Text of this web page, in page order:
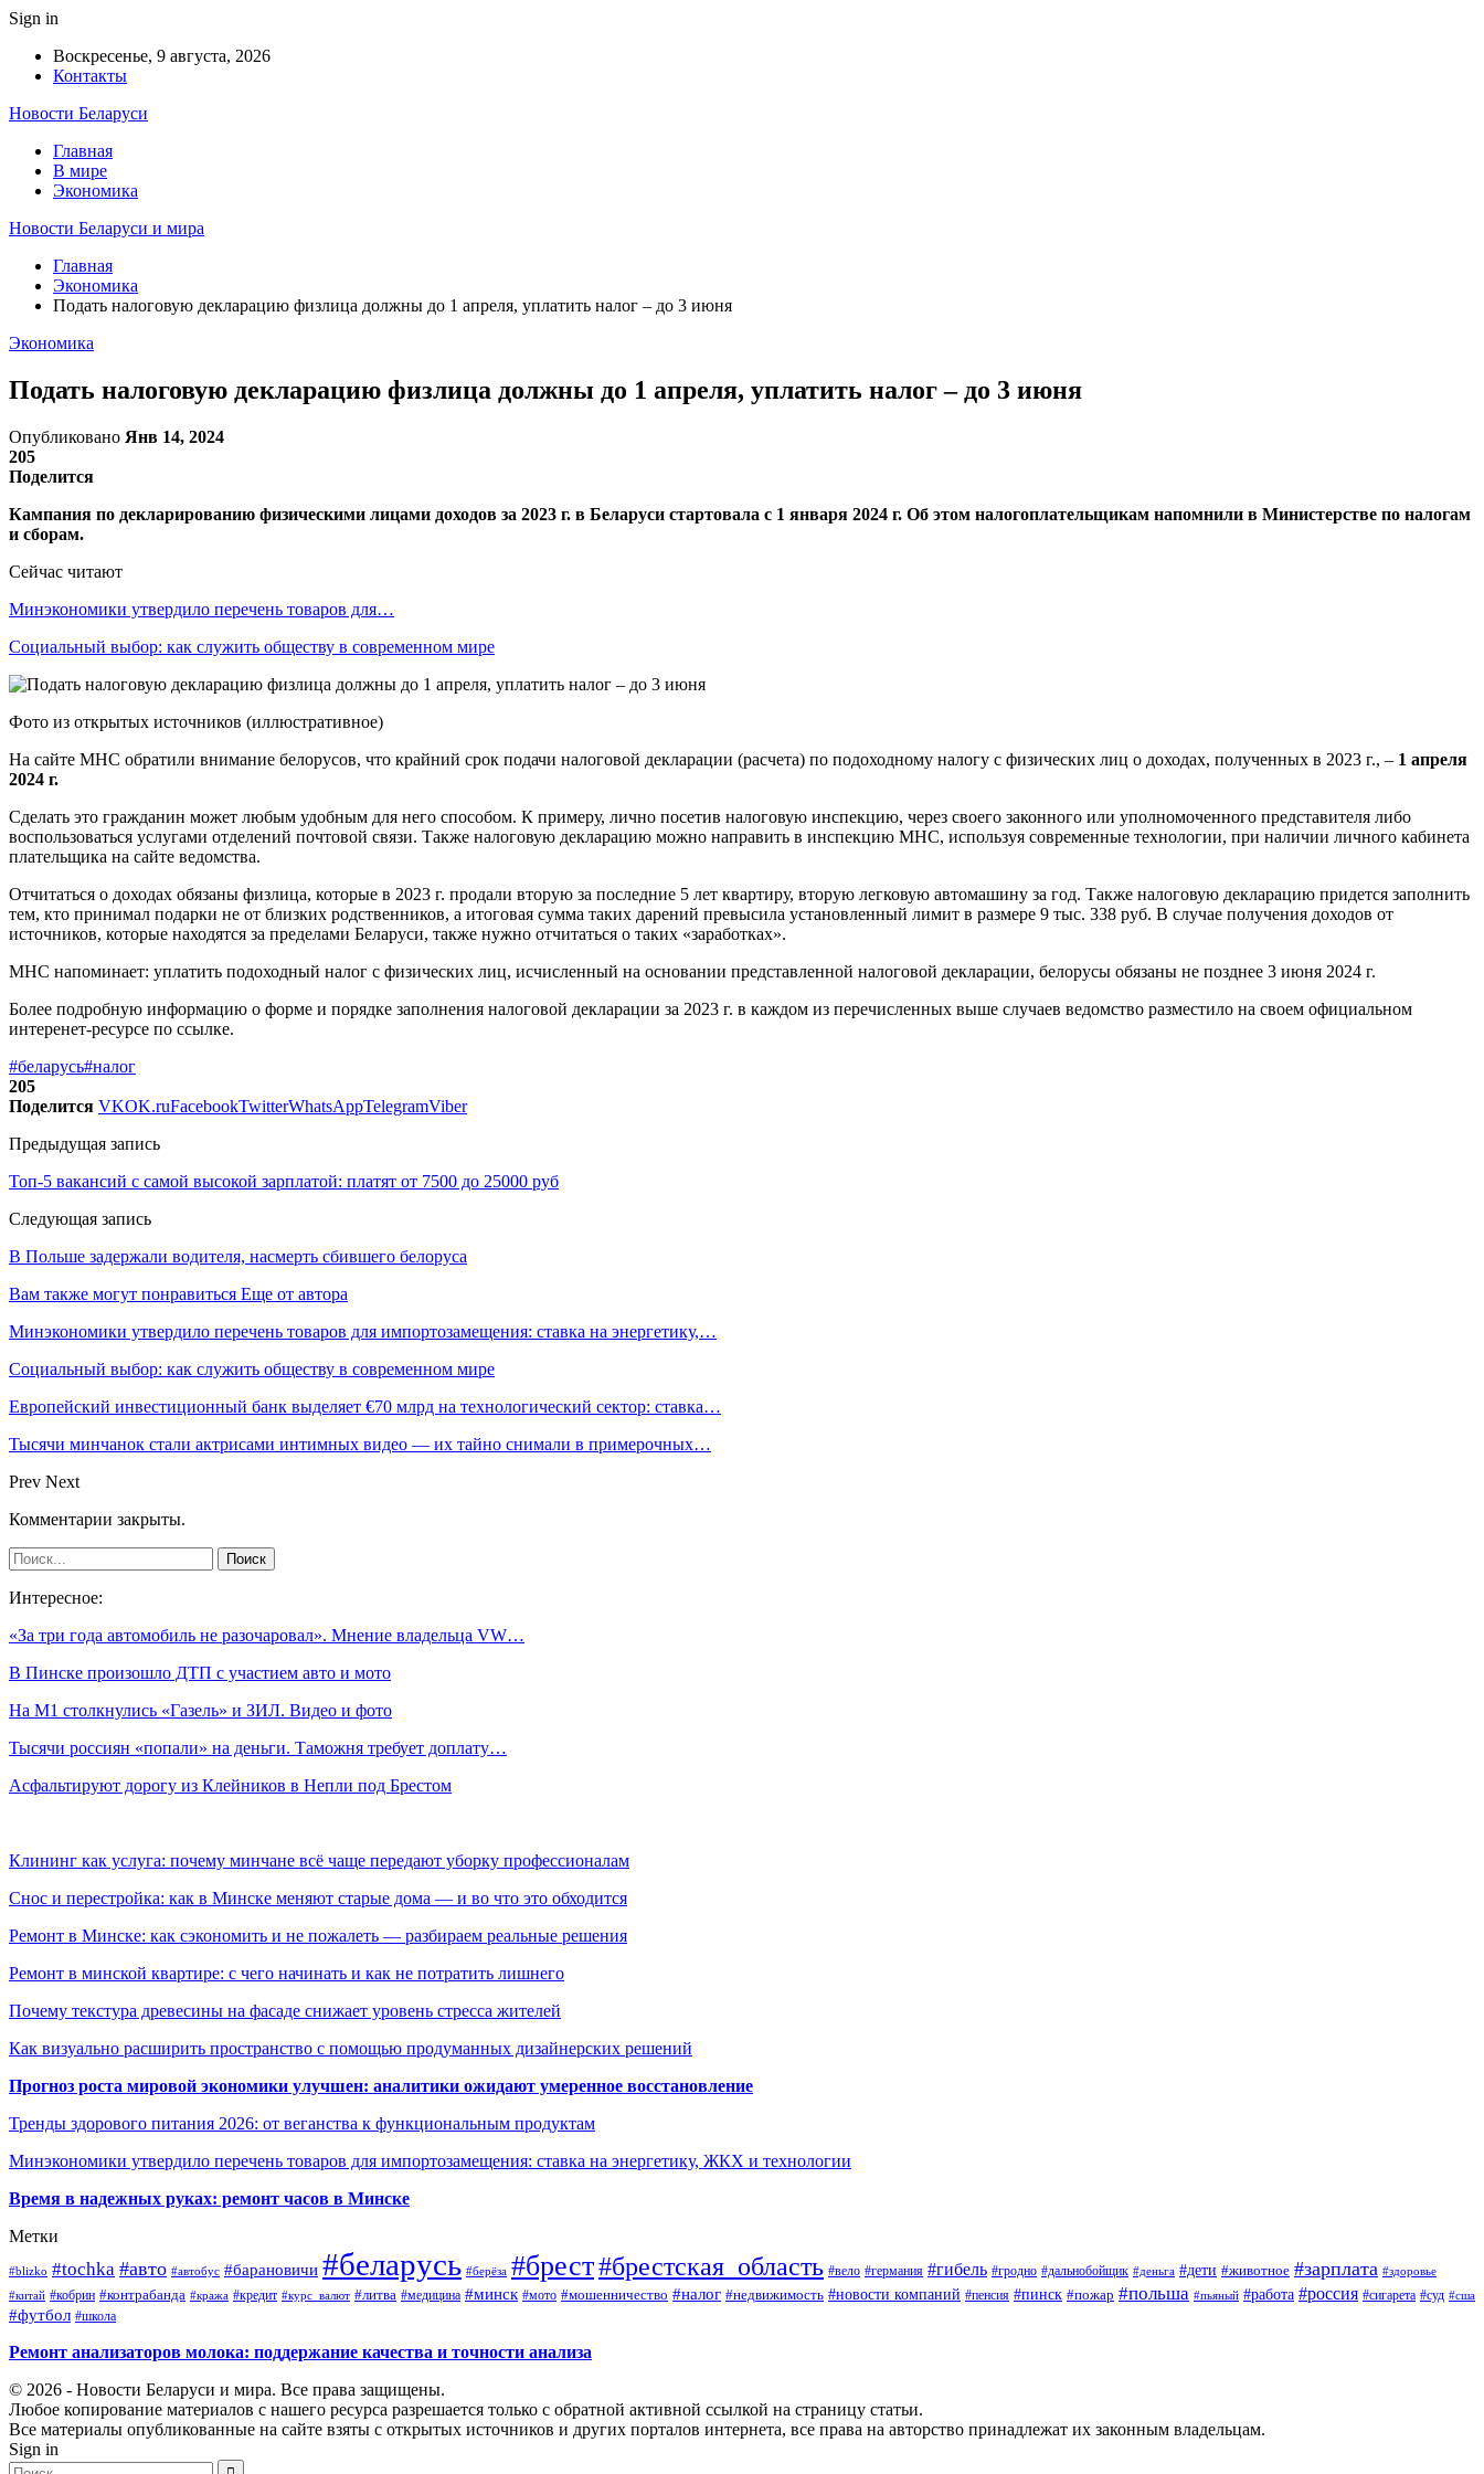
Sign in
Воскресенье, 9 августа, 2026
Контакты
Новости Беларуси
Главная
В мире
Экономика
Новости Беларуси и мира
Главная
Экономика
Подать налоговую декларацию физлица должны до 1 апреля, уплатить налог – до 3 июня
Экономика
Подать налоговую декларацию физлица должны до 1 апреля, уплатить налог – до 3 июня
Опубликовано Янв 14, 2024
205
Поделится
Кампания по декларированию физическими лицами доходов за 2023 г. в Беларуси стартовала с 1 января 2024 г. Об этом налогоплательщикам напомнили в Министерстве по налогам
и сборам.
Сейчас читают
Минэкономики утвердило перечень товаров для…
Социальный выбор: как служить обществу в современном мире
Фото из открытых источников (иллюстративное)
На сайте МНС обратили внимание белорусов, что крайний срок подачи налоговой декларации (расчета) по подоходному налогу с физических лиц о доходах, полученных в 2023 г., – 1 апреля
2024 г.
Сделать это гражданин может любым удобным для него способом. К примеру, лично посетив налоговую инспекцию, через своего законного или уполномоченного представителя либо
воспользоваться услугами отделений почтовой связи. Также налоговую декларацию можно направить в инспекцию МНС, используя современные технологии, при наличии личного кабинета
плательщика на сайте ведомства.
Отчитаться о доходах обязаны физлица, которые в 2023 г. продали вторую за последние 5 лет квартиру, вторую легковую автомашину за год. Также налоговую декларацию придется заполнить
тем, кто принимал подарки не от близких родственников, а итоговая сумма таких дарений превысила установленный лимит в размере 9 тыс. 338 руб. В случае получения доходов от
источников, которые находятся за пределами Беларуси, также нужно отчитаться о таких «заработках».
МНС напоминает: уплатить подоходный налог с физических лиц, исчисленный на основании представленной налоговой декларации, белорусы обязаны не позднее 3 июня 2024 г.
Более подробную информацию о форме и порядке заполнения налоговой декларации за 2023 г. в каждом из перечисленных выше случаев ведомство разместило на своем официальном
интеренет-ресурсе по ссылке.
#беларусь#налог
205
Поделится VKOK.ruFacebookTwitterWhatsAppTelegramViber
Предыдущая запись
Топ-5 вакансий с самой высокой зарплатой: платят от 7500 до 25000 руб
Следующая запись
В Польше задержали водителя, насмерть сбившего белоруса
Вам также могут понравиться Еще от автора
Минэкономики утвердило перечень товаров для импортозамещения: ставка на энергетику,…
Социальный выбор: как служить обществу в современном мире
Европейский инвестиционный банк выделяет €70 млрд на технологический сектор: ставка…
Тысячи минчанок стали актрисами интимных видео — их тайно снимали в примерочных…
Prev Next
Комментарии закрыты.
Интересное:
«За три года автомобиль не разочаровал». Мнение владельца VW…
В Пинске произошло ДТП с участием авто и мото
На М1 столкнулись «Газель» и ЗИЛ. Видео и фото
Тысячи россиян «попали» на деньги. Таможня требует доплату…
Асфальтируют дорогу из Клейников в Непли под Брестом
Клининг как услуга: почему минчане всё чаще передают уборку профессионалам
Снос и перестройка: как в Минске меняют старые дома — и во что это обходится
Ремонт в Минске: как сэкономить и не пожалеть — разбираем реальные решения
Ремонт в минской квартире: с чего начинать и как не потратить лишнего
Почему текстура древесины на фасаде снижает уровень стресса жителей
Как визуально расширить пространство с помощью продуманных дизайнерских решений
Прогноз роста мировой экономики улучшен: аналитики ожидают умеренное восстановление
Тренды здорового питания 2026: от веганства к функциональным продуктам
Минэкономики утвердило перечень товаров для импортозамещения: ставка на энергетику, ЖКХ и технологии
Время в надежных руках: ремонт часов в Минске
Метки
#blizko #tochka #авто #автобус #барановичи #беларусь #берёза #брест#брестская_область #вело #германия #гибель #гродно #дальнобойщик #деньга #дети #животное #зарплата #здоровье
#китай #кобрин #контрабанда #кража #кредит #курс_валют #литва #медицина #минск #мото #мошенничество #налог #недвижимость #новости компаний #пенсия #пинск #пожар #польша #пьяный #работа #россия #сигарета #суд #сша
#футбол #школа
Ремонт анализаторов молока: поддержание качества и точности анализа
© 2026 - Новости Беларуси и мира. Все права защищены.
Любое копирование материалов с нашего ресурса разрешается только с обратной активной ссылкой на страницу статьи.
Все материалы опубликованные на сайте взяты с открытых источников и других порталов интернета, все права на авторство принадлежат их законным владельцам.
Sign in